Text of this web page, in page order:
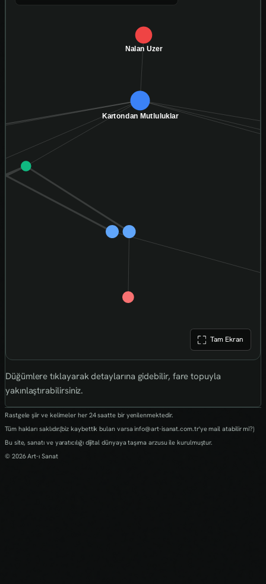
Tam Ekran
Düğümlere tıklayarak detaylarına gidebilir, fare topuyla
yakınlaştırabilirsiniz.
Rastgele şiir ve kelimeler her 24 saatte bir yenilenmektedir.
Tüm hakları saklıdır.(biz kaybettik bulan varsa info@art-isanat.com.tr'ye mail atabilir mi?)
Bu site, sanatı ve yaratıcılığı dijital dünyaya taşıma arzusu ile kurulmuştur.
© 2026 Art-ı Sanat